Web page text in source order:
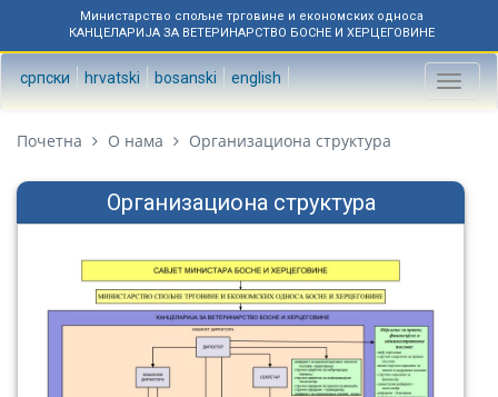
Министарство спољне трговине и економских односа
КАНЦЕЛАРИЈА ЗА ВЕТЕРИНАРСТВО БОСНЕ И ХЕРЦЕГОВИНЕ
српски hrvatski bosanski english
Toggle
Почетна О нама Организациона структура
Организациона структура